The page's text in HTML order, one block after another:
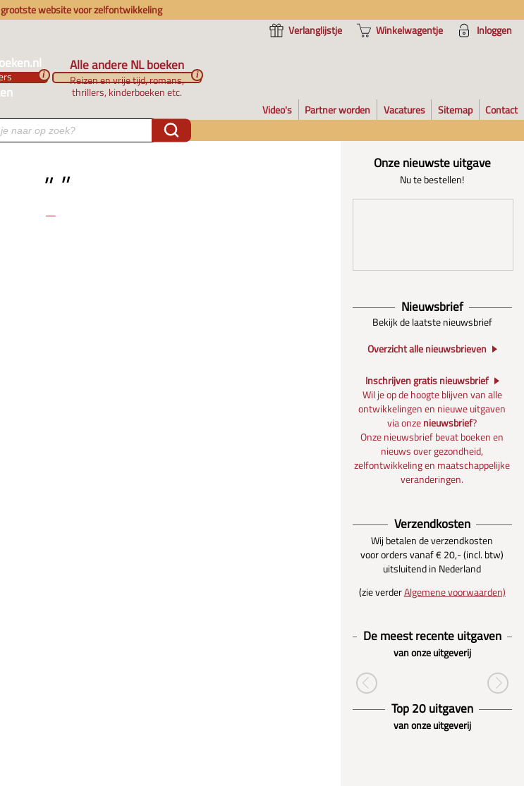
website voor zelfontwikkeling
Verlanglijstje
Winkelwagentje Inloggen
i
Alle andere NL boeken
Reizen en vrije tijd, romans,
thrillers, kinderboeken etc.
i
Video's Partner worden Vacatures Sitemap Contact
Onze nieuwste uitgave
Nu te bestellen!
Nieuwsbrief
Bekijk de laatste nieuwsbrief
Overzicht alle nieuwsbrieven
Inschrijven gratis nieuwsbrief
Wil je op de hoogte blijven van alle
ontwikkelingen en nieuwe uitgaven
via onzenieuwsbrief?
Onze nieuwsbrief bevat boeken en
nieuws over gezondheid,
zelfontwikkeling en maatschappelijke
veranderingen.
Verzendkosten
Wij betalen de verzendkosten
voor orders vanaf € 20,- (incl. btw)
uitsluitend in Nederland
(zie verderAlgemene voorwaarden)
De meest recente uitgaven
van onze uitgeverij
Top 20 uitgaven
van onze uitgeverij